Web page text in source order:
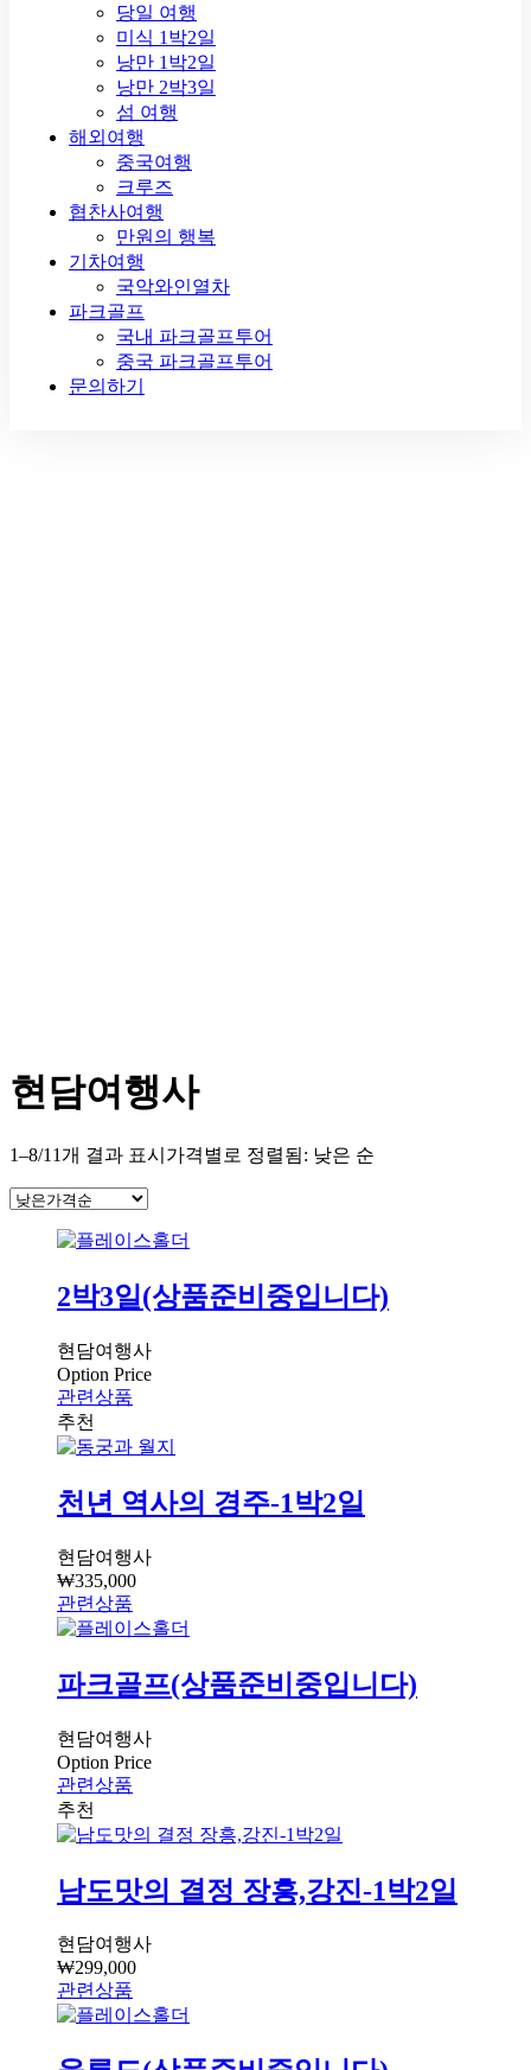
당일 여행
미식 1박2일
낭만 1박2일
낭만 2박3일
섬 여행
해외여행
중국여행
크루즈
협찬사여행
만원의 행복
기차여행
국악와인열차
파크골프
국내 파크골프투어
중국 파크골프투어
문의하기
현담여행사
1–8/11개 결과 표시 가격별로 정렬됨: 낮은 순
2박3일(상품준비중입니다)
현담여행사
Option Price
관련상품
천년 역사의 경주-1박2일
현담여행사
₩335,000
관련상품
파크골프(상품준비중입니다)
현담여행사
Option Price
관련상품
남도맛의 결정 장흥,강진-1박2일
현담여행사
₩299,000
관련상품